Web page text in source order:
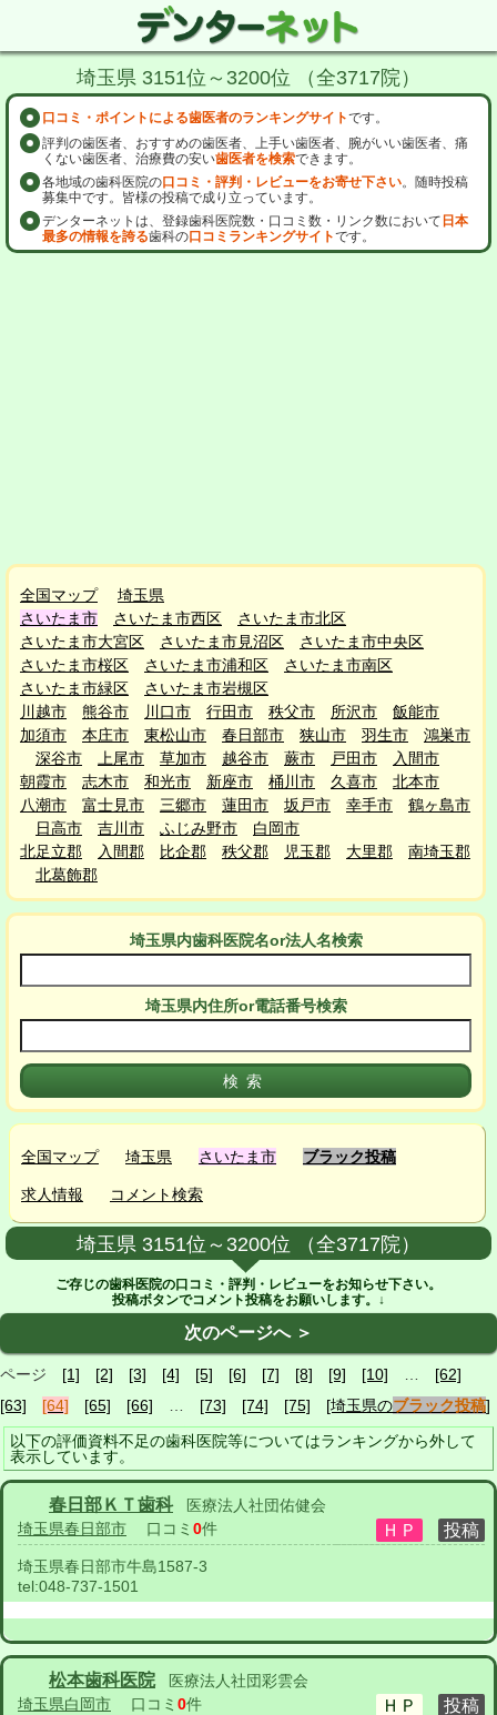
埼玉県 3151位～3200位 （全3717院）
口コミ・ポイントによる歯医者のランキングサイトです。
評判の歯医者、おすすめの歯医者、上手い歯医者、腕がいい歯医者、痛
くない歯医者、治療費の安い歯医者を検索できます。
各地域の歯科医院の口コミ・評判・レビューをお寄せ下さい。随時投稿
募集中です。皆様の投稿で成り立っています。
デンターネットは、登録歯科医院数・口コミ数・リンク数において 日本
最多の情報を誇る歯科の口コミランキングサイトです。
全国マップ
埼玉県
さいたま市
さいたま市西区
さいたま市北区
さいたま市大宮区
さいたま市見沼区
さいたま市中央区
さいたま市桜区
さいたま市浦和区
さいたま市南区
さいたま市緑区
さいたま市岩槻区
川越市
熊谷市 川口市 行田市 秩父市 所沢市
飯能市
加須市
本庄市 東松山市 春日部市 狭山市 羽生市
鴻巣市
深谷市
上尾市 草加市 越谷市 蕨市 戸田市
入間市
朝霞市
志木市 和光市 新座市 桶川市 久喜市
北本市
八潮市
富士見市 三郷市 蓮田市 坂戸市 幸手市
鶴ヶ島市
日高市
吉川市 ふじみ野市
白岡市
北足立郡
入間郡 比企郡 秩父郡 児玉郡 大里郡
南埼玉郡
北葛飾郡
埼玉県内歯科医院名or法人名検索
埼玉県内住所or電話番号検索
全国マップ 埼玉県 さいたま市 ブラック投稿
求人情報 コメント検索
埼玉県 3151位～3200位 （全3717院）
ご存じの歯科医院の口コミ・評判・レビューをお知らせ下さい。
投稿ボタンでコメント投稿をお願いします。↓
次のページへ ＞
ページ [1] [2] [3] [4] [5] [6] [7] [8] [9] [10] … [62]
[63]
[64] [65] [66] … [73] [74] [75] [埼玉県のブラック投稿]
以下の評価資料不足の歯科医院等についてはランキングから外して
表示しています。
春日部ＫＴ歯科
医療法人社団佑健会
埼玉県春日部市 口コミ 0件
埼玉県春日部市牛島1587-3
tel:048-737-1501
松本歯科医院
医療法人社団彩雲会
埼玉県白岡市 口コミ 0件